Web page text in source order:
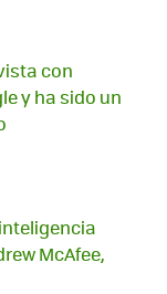
con
y ha sido un
McAfee,